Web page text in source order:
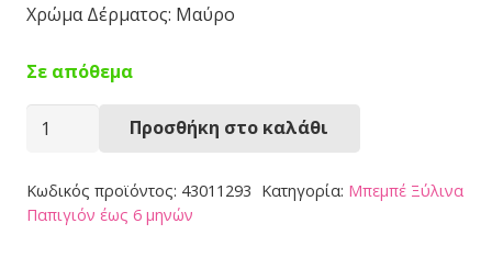
Χρώμα Δέρματος: Μαύρο
Σε απόθεμα
Παπιγιόν
ποσότητα
Προσθήκη στο καλάθι
Κωδικός προϊόντος: 43011293 Κατηγορία: Μπεμπέ Ξύλινα
Παπιγιόν έως 6 μηνών